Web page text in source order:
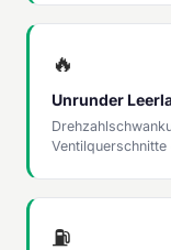
🔥
Unrunder
⛽